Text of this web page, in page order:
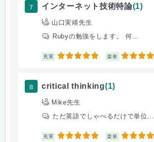
7 インターネット技術特論(1)
山口実靖先生
Rubyの勉強をします。 何...
充実 5 楽単 5
8 critical thinking(1)
Mike先生
ただ英語でしゃべるだけで単位...
充実 5 楽単 5